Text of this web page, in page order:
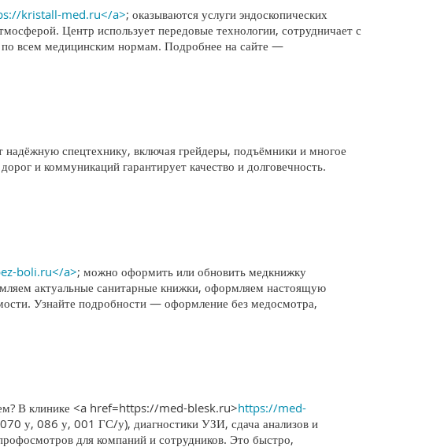
kristall-med.ru</a>; оказываются услуги эндоскопических
Центр использует передовые технологии, сотрудничает с
всем медицинским нормам. Подробнее на сайте —
спецтехнику, включая грейдеры, подъёмники и многое
и коммуникаций гарантирует качество и долговечность.
boli.ru</a>; можно оформить или обновить медкнижку
актуальные санитарные книжки, оформляем настоящую
Узнайте подробности — оформление без медосмотра,
В клинике <a href=https://med-blesk.ru>https://med-
у, 086 у, 001 ГС/у), диагностики УЗИ, сдача анализов и
для компаний и сотрудников. Это быстро,